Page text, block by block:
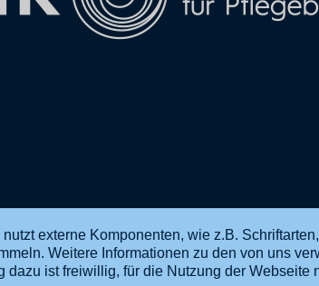
externe Komponenten, wie z.B.
Weitere Informationen zu den von uns
dazu ist freiwillig, für die Nutzung der